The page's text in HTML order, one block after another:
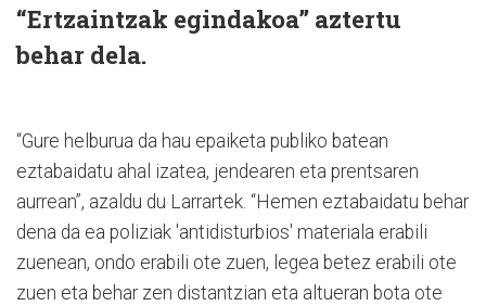
“Ertzaintzak egindakoa” aztertu
behar dela.
“Gure helburua da hau epaiketa publiko batean
eztabaidatu ahal izatea, jendearen eta prentsaren
aurrean”, azaldu du Larrartek. “Hemen eztabaidatu behar
dena da ea poliziak 'antidisturbios' materiala erabili
zuenean, ondo erabili ote zuen, legea betez erabili ote
zuen eta behar zen distantzian eta altueran bota ote